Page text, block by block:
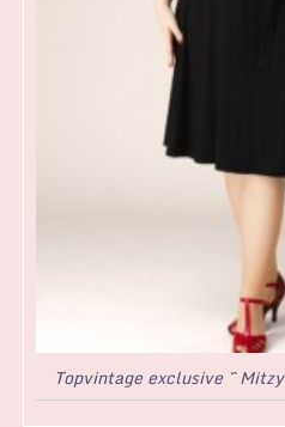
Topvintage exclusive ~